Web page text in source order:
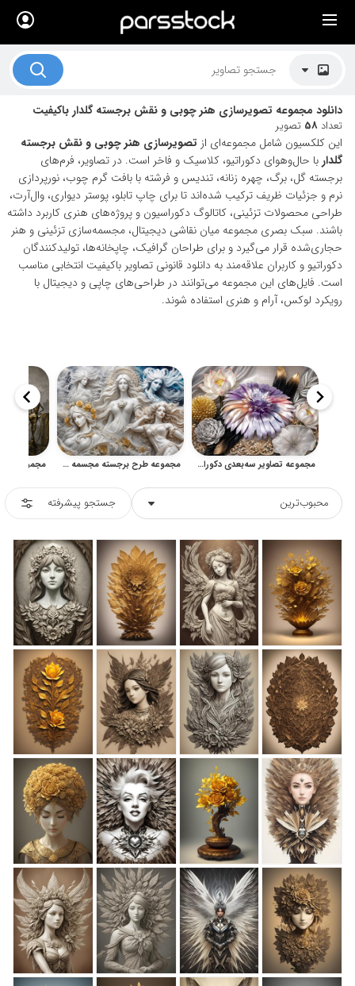
دانلود مجموعه تصویرسازی هنر چوبی و نقش برجسته گلدار باکیفیت
تعداد 58 تصویر
این کلکسیون شامل مجموعه‌ای از تصویرسازی هنر چوبی و نقش برجسته
گلدار با حال‌وهوای دکوراتیو، کلاسیک و فاخر است. در تصاویر، فرم‌های
برجسته گل، برگ، چهره زنانه، تندیس و فرشته با بافت گرم چوب، نورپردازی
نرم و جزئیات ظریف ترکیب شده‌اند تا برای چاپ تابلو، پوستر دیواری، وال‌آرت،
طراحی محصولات تزئینی، کاتالوگ دکوراسیون و پروژه‌های هنری کاربرد داشته
باشند. سبک بصری مجموعه میان نقاشی دیجیتال، مجسمه‌سازی تزئینی و هنر
حجاری‌شده قرار می‌گیرد و برای طراحان گرافیک، چاپخانه‌ها، تولیدکنندگان
دکوراتیو و کاربران علاقه‌مند به دانلود قانونی تصاویر باکیفیت انتخابی مناسب
است. فایل‌های این مجموعه می‌توانند در طراحی‌های چاپی و دیجیتال با
رویکرد لوکس، آرام و هنری استفاده شوند.
مجموعه تصاویر سه‌بعدی دکوراتیو، نقش برجسته و الگوهای تزئینی مجموعه طرح برجسته مجسمه زن با بافت مرمر برای دکوراسیون
محبوب‌ترین جستجو پیشرفته
× لیست قیمت ها
موضوعات تصاویر
دکوراسیون و فضاها
هنرمندان ایرانی
کسب درآمد از فروش تصاویر
021 28428845
تماس با ما
بلاگ پارس استاک